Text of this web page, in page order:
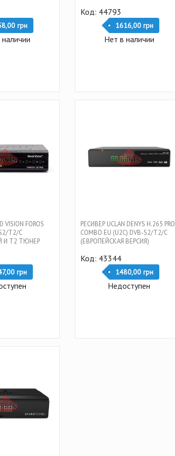
грн
Код: 44793
1616,00 грн
Нет в наличии
VISION FOROS
T2/C
И Т2 ТЮНЕР
грн
РЕСИВЕР UCLAN DENYS H.265 PRO
COMBO EU (U2C) DVB-S2/T2/C
(ЕВРОПЕЙСКАЯ ВЕРСИЯ)
Код: 43344
1480,00 грн
Недоступен